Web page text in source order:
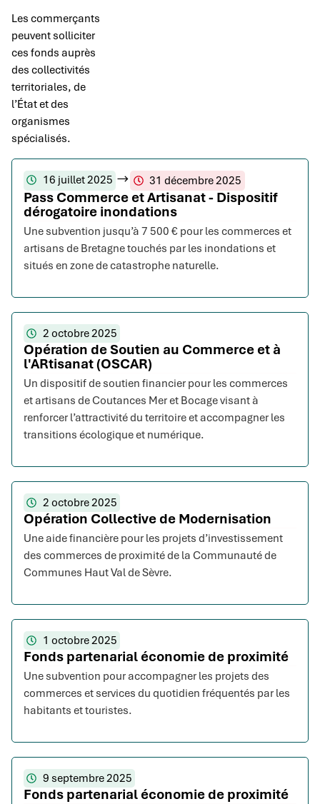
Les commerçants
peuvent solliciter
ces fonds auprès
des collectivités
territoriales, de
l’État et des
organismes
spécialisés.
16 juillet 2025 31 décembre 2025
Pass Commerce et Artisanat - Dispositif
dérogatoire inondations
Une subvention jusqu’à 7 500 € pour les commerces et
artisans de Bretagne touchés par les inondations et
situés en zone de catastrophe naturelle.
2 octobre 2025
Opération de Soutien au Commerce et à
l'ARtisanat (OSCAR)
Un dispositif de soutien financier pour les commerces
et artisans de Coutances Mer et Bocage visant à
renforcer l’attractivité du territoire et accompagner les
transitions écologique et numérique.
2 octobre 2025
Opération Collective de Modernisation
Une aide financière pour les projets d’investissement
des commerces de proximité de la Communauté de
Communes Haut Val de Sèvre.
1 octobre 2025
Fonds partenarial économie de proximité
Une subvention pour accompagner les projets des
commerces et services du quotidien fréquentés par les
habitants et touristes.
9 septembre 2025
Fonds partenarial économie de proximité